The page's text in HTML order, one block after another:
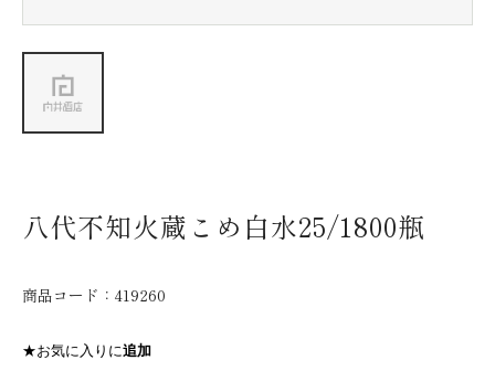
八代不知火蔵こめ白水25/1800瓶
商品コード： 419260
★お気に入りに追加